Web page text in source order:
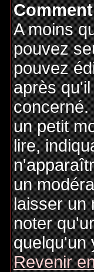
A moins
pouvez
pouvez
après
concerné.
un petit
lire,
un
laisser un
noter
quelqu'un
Revenir